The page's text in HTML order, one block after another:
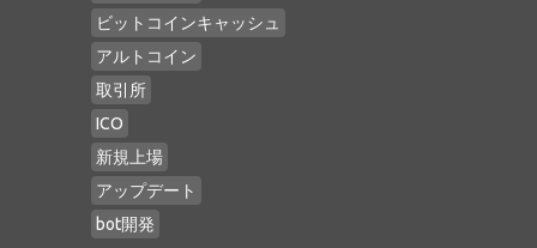
ビットコインキャッシュ
アルトコイン
取引所
ICO
新規上場
アップデート
bot開発